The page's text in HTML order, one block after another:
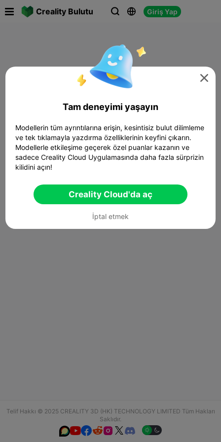
Creality Bulutu   Giriş Yap
Telif Hakkı © 2025 CREALITY 3D (HK) TECHNOLOGY LIMITED Tüm Hakları
Saklıdır.
  

Tam deneyimi yaşayın
Modellerin tüm ayrıntılarına erişin, kesintisiz bulut dilimleme
ve tek tıklamayla yazdırma özelliklerinin keyfini çıkarın.
Modellerle etkileşime geçerek özel puanlar kazanın ve
sadece Creality Cloud Uygulamasında daha fazla sürprizin
kilidini açın!
Creality Cloud'da aç
İptal etmek